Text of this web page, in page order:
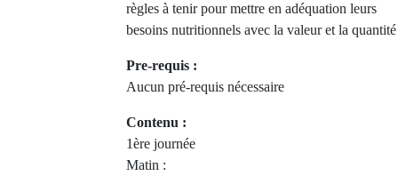
règles à tenir pour mettre en adéquation leurs
besoins nutritionnels avec la valeur et la
Pre-requis :
Aucun pré-requis nécessaire
Contenu :
1ère journée
Matin :